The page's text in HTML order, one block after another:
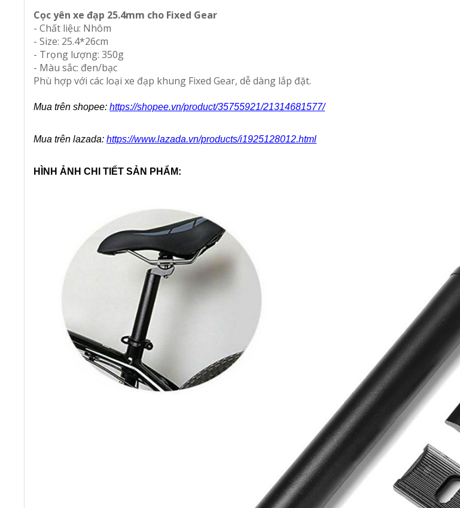
Cọc yên xe đạp 25.4mm cho Fixed Gear
- Chất liệu: Nhôm
- Size: 25.4*26cm
- Trọng lượng: 350g
- Màu sắc: đen/bạc
Phù hợp với các loại xe đạp khung Fixed Gear, dễ dàng lắp đặt.
Mua trên shopee: https://shopee.vn/product/35755921/21314681577/
Mua trên lazada: https://www.lazada.vn/products/i1925128012.html
HÌNH ẢNH CHI TIẾT SẢN PHẨM: